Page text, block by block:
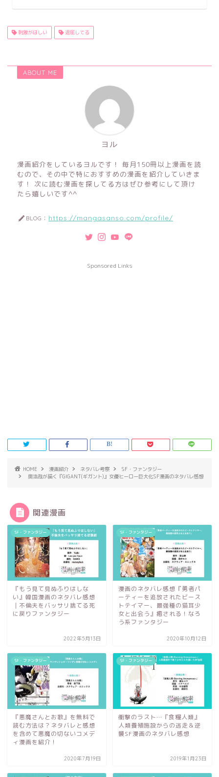
刺激がほしい 退屈してる
ABOUT ME
ヨル
漫画紹介をしているヨルです！ 毎月150冊以上漫画を読
むので、その中で特におすすめの漫画を紹介していきま
す！ 次に読む漫画を探してる方はぜひ参考にして頂け
たら嬉しいです^^
BLOG： https://mangasanso.com/profile/
Sponsored Links
HOME 漫画紹介 ネタバレ考察
SF・ファンタジー
奥浩哉が描く『GIGANT(ギガント)』女優ヒーロー巨大化SF漫画のネタバレ感想
関連漫画
SF・ファンタジー
『もう見て見ぬふりはしな
い』韓国漫画のネタバレ感想
｜不倫夫をバッサリ捨てる死
に戻りファンタジー
2022年5月13日
SF・ファンタジー
漫画のネタバレ感想『勇者パ
ーティーを追放されたビース
トテイマー、最強種の猫耳少
女と出会う』癒される！なろ
う系ファンタジー
2020年10月12日
SF・ファンタジー
『悪魔さんとお歌』を無料で
読む方法は？ネタバレと感想
を含めて悪魔の切ないコメデ
ィ漫画を紹介！
2020年7月19日
SF・ファンタジー
衝撃のラスト…『食糧人類』
人類養殖施設からの逃走＆逆
襲SF漫画のネタバレ感想
2019年1月23日